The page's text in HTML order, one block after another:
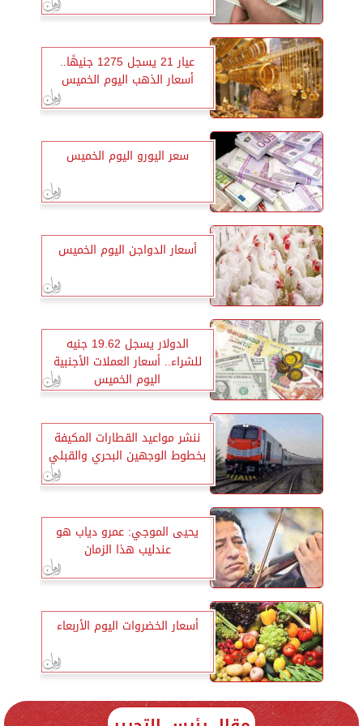
عيار 21 يسجل 1275 جنيهًا..
أسعار الذهب اليوم الخميس
سعر اليورو اليوم الخميس
أسعار الدواجن اليوم الخميس
الدولار يسجل 19.62 جنيه
للشراء.. أسعار العملات الأجنبية
اليوم الخميس
ننشر مواعيد القطارات المكيفة
بخطوط الوجهين البحري والقبلي
يحيى الموجي: عمرو دياب هو
عندليب هذا الزمان
أسعار الخضروات اليوم الأربعاء